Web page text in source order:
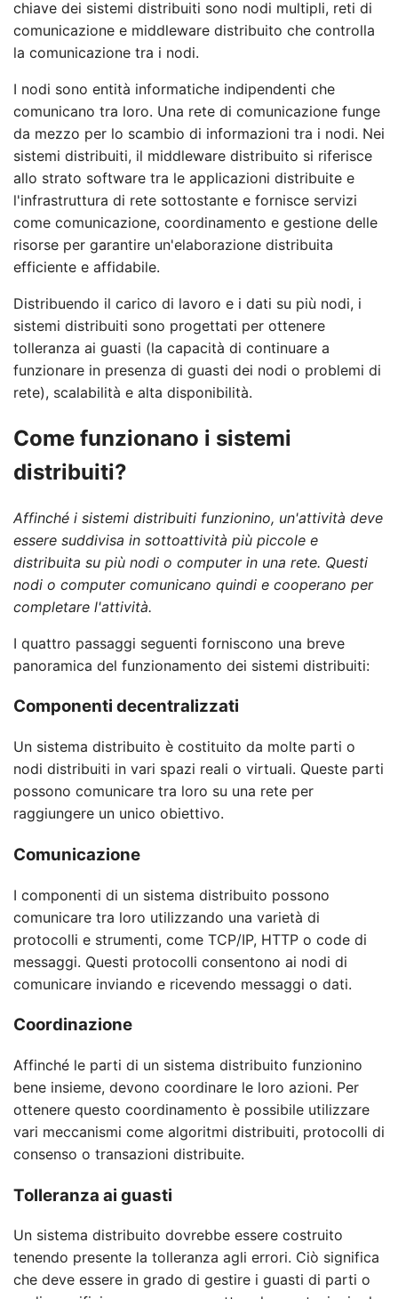
chiave dei sistemi distribuiti sono nodi multipli, reti di
comunicazione e middleware distribuito che controlla
la comunicazione tra i nodi.
I nodi sono entità informatiche indipendenti che
comunicano tra loro. Una rete di comunicazione funge
da mezzo per lo scambio di informazioni tra i nodi. Nei
sistemi distribuiti, il middleware distribuito si riferisce
allo strato software tra le applicazioni distribuite e
l'infrastruttura di rete sottostante e fornisce servizi
come comunicazione, coordinamento e gestione delle
risorse per garantire un'elaborazione distribuita
efficiente e affidabile.
Distribuendo il carico di lavoro e i dati su più nodi, i
sistemi distribuiti sono progettati per ottenere
tolleranza ai guasti (la capacità di continuare a
funzionare in presenza di guasti dei nodi o problemi di
rete), scalabilità e alta disponibilità.
Come funzionano i sistemi
distribuiti?
Affinché i sistemi distribuiti funzionino, un'attività deve
essere suddivisa in sottoattività più piccole e
distribuita su più nodi o computer in una rete. Questi
nodi o computer comunicano quindi e cooperano per
completare l'attività.
I quattro passaggi seguenti forniscono una breve
panoramica del funzionamento dei sistemi distribuiti:
Componenti decentralizzati
Un sistema distribuito è costituito da molte parti o
nodi distribuiti in vari spazi reali o virtuali. Queste parti
possono comunicare tra loro su una rete per
raggiungere un unico obiettivo.
Comunicazione
I componenti di un sistema distribuito possono
comunicare tra loro utilizzando una varietà di
protocolli e strumenti, come TCP/IP, HTTP o code di
messaggi. Questi protocolli consentono ai nodi di
comunicare inviando e ricevendo messaggi o dati.
Coordinazione
Affinché le parti di un sistema distribuito funzionino
bene insieme, devono coordinare le loro azioni. Per
ottenere questo coordinamento è possibile utilizzare
vari meccanismi come algoritmi distribuiti, protocolli di
consenso o transazioni distribuite.
Tolleranza ai guasti
Un sistema distribuito dovrebbe essere costruito
tenendo presente la tolleranza agli errori. Ciò significa
che deve essere in grado di gestire i guasti di parti o